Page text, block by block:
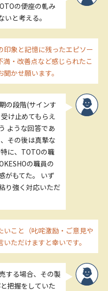
の便座の軋み
と考える。
印象と記憶に残ったエピソー
満・改善点など感じられたこ
かせ願います。
の段階(サインす
け止めてもらえ
ような回答であ
その後は真摯な
に、TOTOの職
の職員の
がもてた。 いず
り強く対応いただ
いこと（叱咤激励・ご意見や
ただけますと幸いです。
する場合、その製
把握をしていた